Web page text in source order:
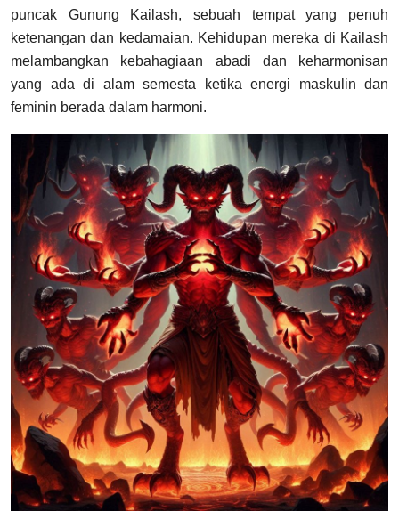
puncak Gunung Kailash, sebuah tempat yang penuh
ketenangan dan kedamaian. Kehidupan mereka di Kailash
melambangkan kebahagiaan abadi dan keharmonisan
yang ada di alam semesta ketika energi maskulin dan
feminin berada dalam harmoni.